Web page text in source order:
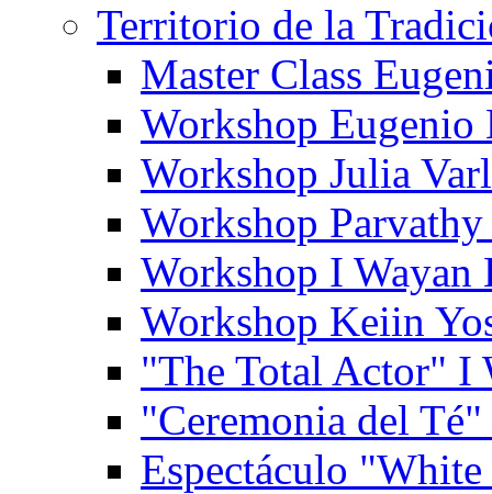
Territorio de la
Master Class
Workshop Eugenio
Workshop Julia
Workshop
Workshop I Wayan
Workshop Keiin
"The Total Actor" I
"Ceremonia del
Espectáculo